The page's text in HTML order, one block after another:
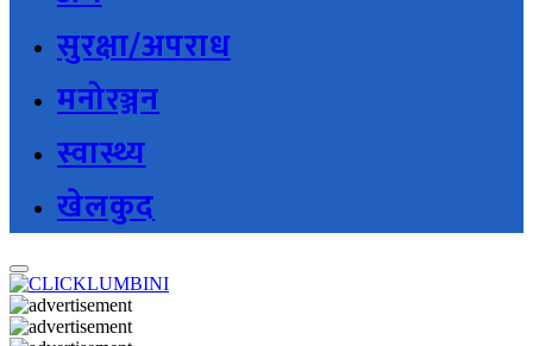
सुरक्षा/अपराध
मनोरञ्जन
स्वास्थ्य
खेलकुद